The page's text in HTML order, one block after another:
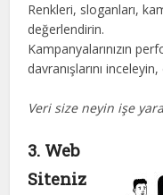
Renkleri, sloganları,
değerlendirin.
Kampanyalarınızın
davranışlarını
Veri size neyin işe
3. Web
Siteniz